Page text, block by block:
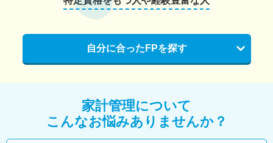
自分に合ったFPを探す
家計管理について
こんなお悩みありませんか？